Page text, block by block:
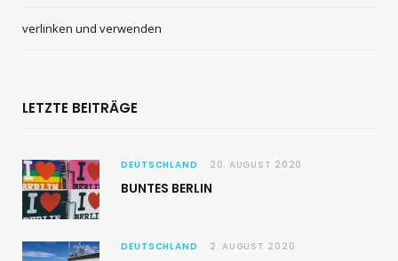
verlinken und verwenden
LETZTE BEITRÄGE
DEUTSCHLAND 20. AUGUST 2020
BUNTES BERLIN
DEUTSCHLAND 2. AUGUST 2020